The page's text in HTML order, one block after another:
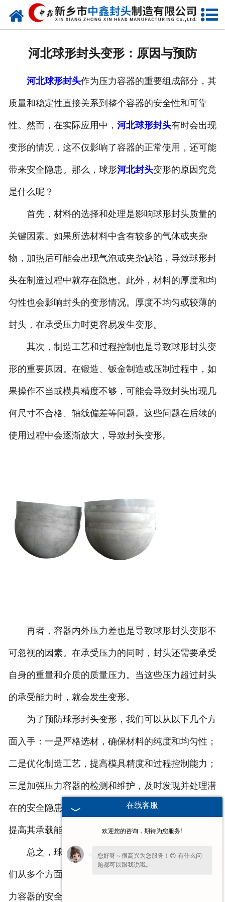
网站首页
生产现场
成功案例
发货现场
诚聘英才
河北球形封头变形：原因与预防
河北球形封头作为压力容器的重要组成部分，其
质量和稳定性直接关系到整个容器的安全性和可靠
性。然而，在实际应用中， 河北球形封头有时会出现
变形的情况，这不仅影响了容器的正常使用，还可能
带来安全隐患。那么，球形河北封头变形的原因究竟
是什么呢？
首先，材料的选择和处理是影响球形封头质量的
关键因素。如果所选材料中含有较多的气体或夹杂
物，加热后可能会出现气泡或夹杂缺陷，导致球形封
头在制造过程中就存在隐患。此外，材料的厚度和均
匀性也会影响封头的变形情况。厚度不均匀或较薄的
封头，在承受压力时更容易发生变形。
其次，制造工艺和过程控制也是导致球形封头变
形的重要原因。在锻造、钣金制造或压制过程中，如
果操作不当或模具精度不够，可能会导致封头出现几
何尺寸不合格、轴线偏差等问题。这些问题在后续的
使用过程中会逐渐放大，导致封头变形。
再者，容器内外压力差也是导致球形封头变形不
可忽视的因素。在承受压力的同时，封头还需要承受
自身的重量和介质的质量压力。当这些压力超过封头
的承受能力时，就会发生变形。
为了预防球形封头变形，我们可以从以下几个方
面入手：一是严格选材，确保材料的纯度和均匀性；
二是优化制造工艺，提高模具精度和过程控制能力；
三是加强压力容器的检测和维护，及时发现并处理潜
在的安全隐患；四是合理设计封头的结构和尺寸，以
提高其承载能力和稳定性。
总之，球形封头变形是一个复杂的问题，需要我
们从多个方面入手进行预防。只有这样，才能确保压
力容器的安全性和可靠性，为人们的生产和生活提供
在线客服
欢迎您的咨询，期待为您服务!
您好呀～很高兴为您服务！😊 有什么问
题都可以跟我说哦。